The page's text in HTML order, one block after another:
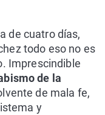
de cuatro días,
todo eso no es
Imprescindible
de la
de mala fe,
y